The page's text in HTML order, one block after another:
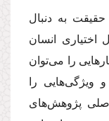
به دنبال
اختیاری انسان
را می‌توان
را
پژوهش‌های